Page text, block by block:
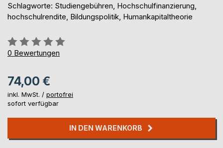
Schlagworte: Studiengebühren, Hochschulfinanzierung,
hochschulrendite, Bildungspolitik, Humankapitaltheorie
Bewertung::
0%
0 Bewertungen
74,00 €
inkl. MwSt. / portofrei
sofort verfügbar
IN DEN WARENKORB